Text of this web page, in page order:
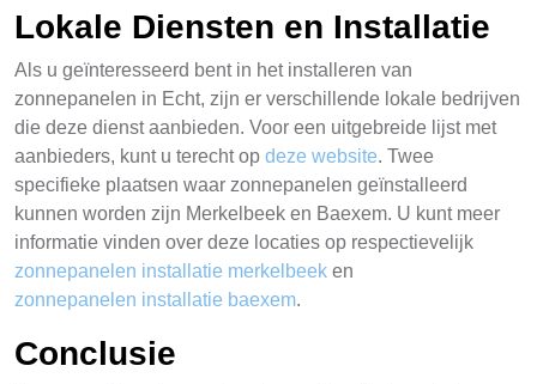
Lokale Diensten en Installatie
Als u geïnteresseerd bent in het installeren van
zonnepanelen in Echt, zijn er verschillende lokale bedrijven
die deze dienst aanbieden. Voor een uitgebreide lijst met
aanbieders, kunt u terecht op deze website. Twee
specifieke plaatsen waar zonnepanelen geïnstalleerd
kunnen worden zijn Merkelbeek en Baexem. U kunt meer
informatie vinden over deze locaties op respectievelijk
zonnepanelen installatie merkelbeek en
zonnepanelen installatie baexem.
Conclusie